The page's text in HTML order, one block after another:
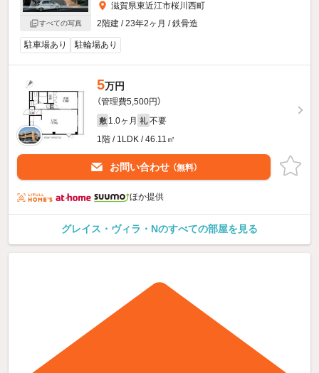
すべての写真
滋賀県東近江市桜川西町
2階建 / 23年2ヶ月 / 鉄骨造
駐車場あり 駐輪場あり
5万円
（管理費5,500円）
敷 1.0ヶ月 礼 不要
1階 / 1LDK / 46.11㎡
お問い合わせ （無料）
ほか提供
グレイス・ヴィラ・Nのすべての部屋を見る